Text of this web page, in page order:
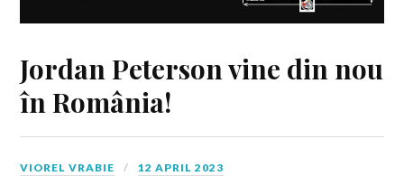
Jordan Peterson vine din nou
în România!
VIOREL VRABIE 12 APRIL 2023